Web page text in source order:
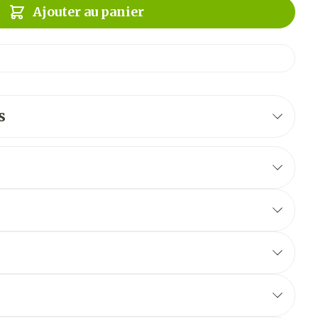
Ajouter au panier